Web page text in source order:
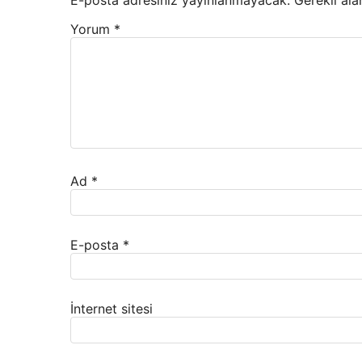
Yorum *
Ad *
E-posta *
İnternet sitesi